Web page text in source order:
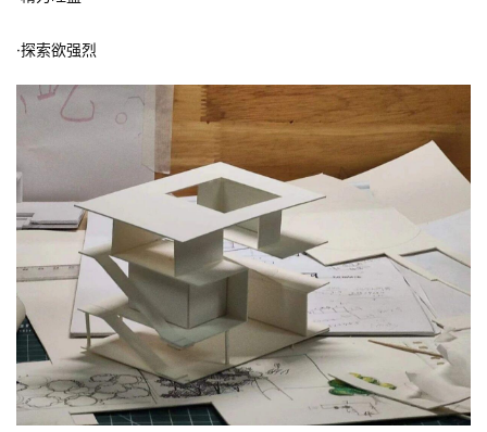
·探索欲强烈